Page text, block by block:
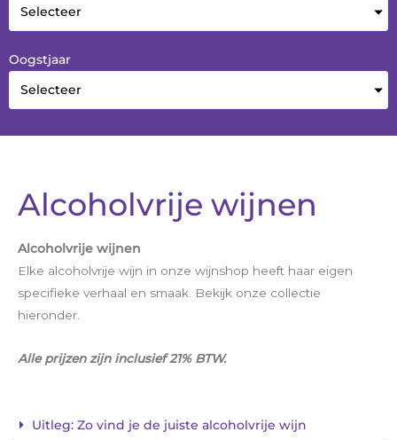
Selecteer
Oogstjaar
Selecteer
Alcoholvrije wijnen
Alcoholvrije wijnen
Elke alcoholvrije wijn in onze wijnshop heeft haar eigen
specifieke verhaal en smaak. Bekijk onze collectie
hieronder.
Alle prijzen zijn inclusief 21% BTW.
Uitleg: Zo vind je de juiste alcoholvrije wijn